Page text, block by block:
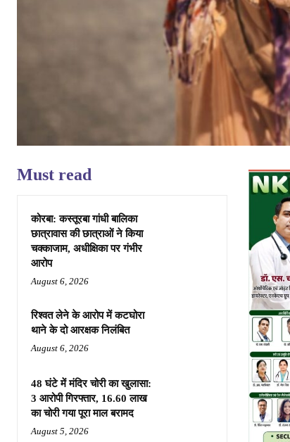
Must read
कोरबा: कस्तूरबा गांधी बालिका
छात्रावास की छात्राओं ने किया
चक्काजाम, अधीक्षिका पर गंभीर
आरोप
August 6, 2026
रिश्वत लेने के आरोप में कटघोरा
थाने के दो आरक्षक निलंबित
August 6, 2026
48 घंटे में मंदिर चोरी का खुलासा:
3 आरोपी गिरफ्तार, 16.60 लाख
का चोरी गया पूरा माल बरामद
August 5, 2026